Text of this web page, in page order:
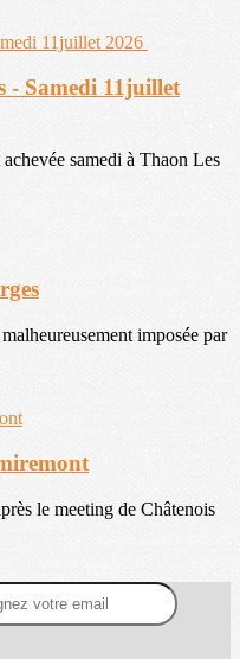
- Samedi 11juillet
samedi à Thaon Les
imposée par
le meeting de Châtenois